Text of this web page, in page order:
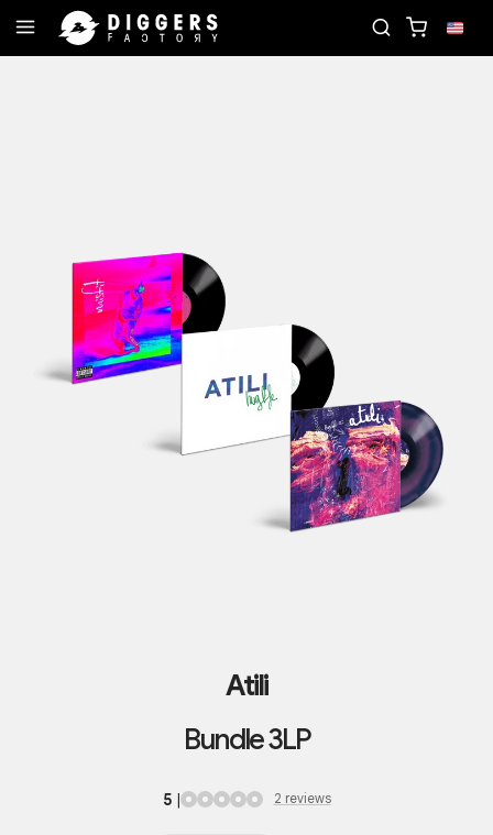
Atili
Bundle 3LP
5| 2 reviews